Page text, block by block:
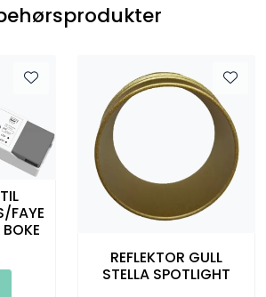
FAYE
REFLEKTOR GULL
STELLA SPOTLIGHT